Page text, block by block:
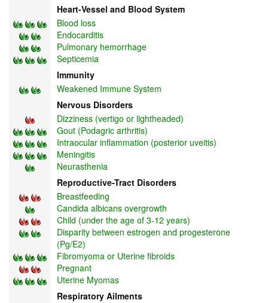
Heart-Vessel and Blood System
Blood loss
Endocarditis
Pulmonary hemorrhage
Septicemia
Immunity
Weakened Immune System
Nervous Disorders
Dizziness (vertigo or lightheaded)
Gout (Podagric arthritis)
Intraocular inflammation (posterior uveitis)
Meningitis
Neurasthenia
Reproductive-Tract Disorders
Breastfeeding
Candida albicans overgrowth
Child (under the age of 3-12 years)
Disparity between estrogen and progesterone
(Pg/E2)
Fibromyoma or Uterine fibroids
Pregnant
Uterine Myomas
Respiratory Ailments